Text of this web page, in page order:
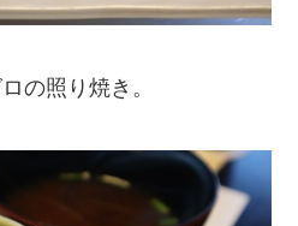
の照り焼き。